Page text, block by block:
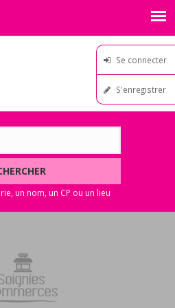
Se connecter
S'enregistrer